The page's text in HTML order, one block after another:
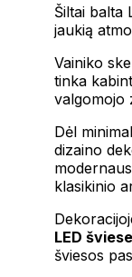
Šiltai balta
jaukią
Vainiko
tinka
valgomojo
Dėl
dizaino
klasikinio
LED
šviesos